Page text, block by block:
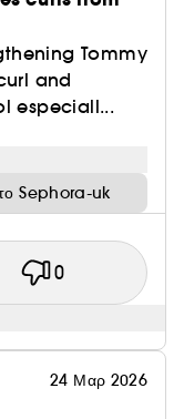
Tommy
and
especiall...
Sephora-uk
0
24 Μαρ 2026